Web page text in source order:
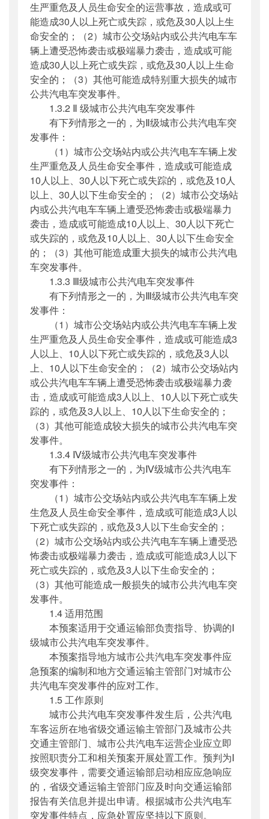
生严重危及人员生命安全的运营事故，造成或可
能造成30人以上死亡或失踪，或危及30人以上生
命安全的；（2）城市公交场站内或公共汽电车车
辆上遭受恐怖袭击或极端暴力袭击，造成或可能
造成30人以上死亡或失踪，或危及30人以上生命
安全的；（3）其他可能造成特别重大损失的城市
公共汽电车突发事件。
1.3.2 Ⅱ 级城市公共汽电车突发事件
有下列情形之一的，为Ⅱ级城市公共汽电车突
发事件：
（1）城市公交场站内或公共汽电车车辆上发
生严重危及人员生命安全事件，造成或可能造成
10人以上、30人以下死亡或失踪的，或危及10人
以上、30人以下生命安全的；（2）城市公交场站
内或公共汽电车车辆上遭受恐怖袭击或极端暴力
袭击，造成或可能造成10人以上、30人以下死亡
或失踪的，或危及10人以上、30人以下生命安全
的；（3）其他可能造成重大损失的城市公共汽电
车突发事件。
1.3.3 Ⅲ级城市公共汽电车突发事件
有下列情形之一的，为Ⅲ级城市公共汽电车突
发事件：
（1）城市公交场站内或公共汽电车车辆上发
生严重危及人员生命安全事件，造成或可能造成3
人以上、10人以下死亡或失踪的，或危及3人以
上、10人以下生命安全的；（2）城市公交场站内
或公共汽电车车辆上遭受恐怖袭击或极端暴力袭
击，造成或可能造成3人以上、10人以下死亡或失
踪的，或危及3人以上、10人以下生命安全的；
（3）其他可能造成较大损失的城市公共汽电车突
发事件。
1.3.4 Ⅳ级城市公共汽电车突发事件
有下列情形之一的，为Ⅳ级城市公共汽电车
突发事件：
（1）城市公交场站内或公共汽电车车辆上发
生危及人员生命安全事件，造成或可能造成3人以
下死亡或失踪的，或危及3人以下生命安全的；
（2）城市公交场站内或公共汽电车车辆上遭受恐
怖袭击或极端暴力袭击，造成或可能造成3人以下
死亡或失踪的，或危及3人以下生命安全的；
（3）其他可能造成一般损失的城市公共汽电车突
发事件。
1.4 适用范围
本预案适用于交通运输部负责指导、协调的Ⅰ
级城市公共汽电车突发事件。
本预案指导地方城市公共汽电车突发事件应
急预案的编制和地方交通运输主管部门对城市公
共汽电车突发事件的应对工作。
1.5 工作原则
城市公共汽电车突发事件发生后，公共汽电
车客运所在地省级交通运输主管部门及城市公共
交通主管部门、城市公共汽电车运营企业应立即
按照职责分工和相关预案开展处置工作。预判为Ⅰ
级突发事件，需要交通运输部启动相应应急响应
的，省级交通运输主管部门应及时向交通运输部
报告有关信息并提出申请。根据城市公共汽电车
突发事件特点，应急处置应坚持以下原则。